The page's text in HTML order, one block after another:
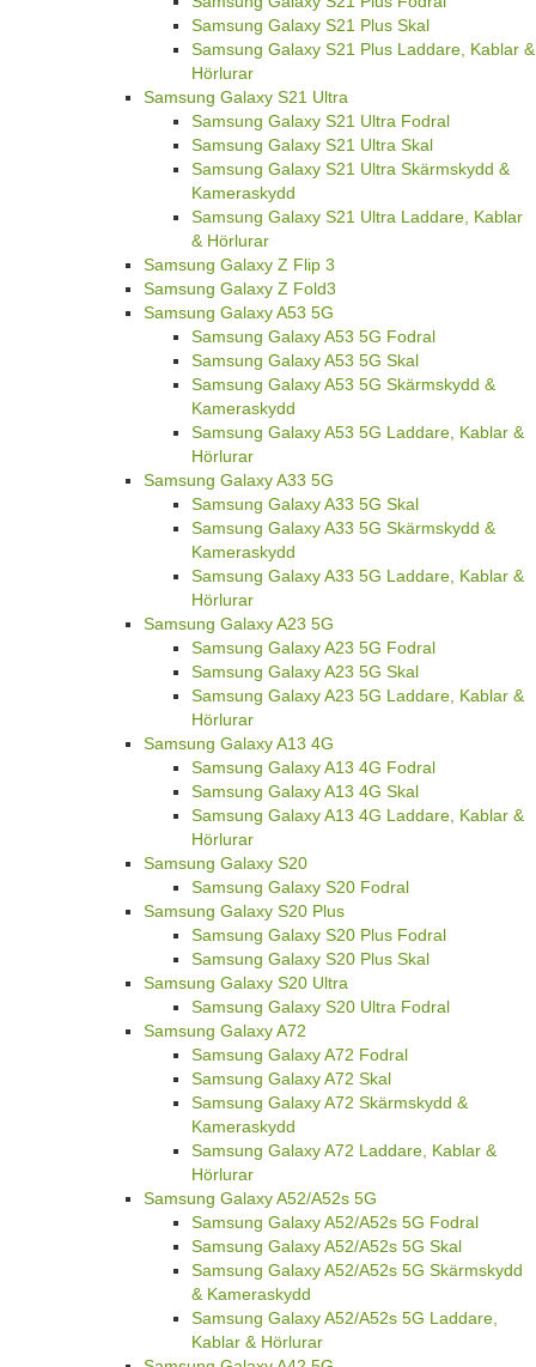
Samsung Galaxy S21 Plus Skal
Samsung Galaxy S21 Plus Laddare, Kablar &
Hörlurar
Samsung Galaxy S21 Ultra
Samsung Galaxy S21 Ultra Fodral
Samsung Galaxy S21 Ultra Skal
Samsung Galaxy S21 Ultra Skärmskydd &
Kameraskydd
Samsung Galaxy S21 Ultra Laddare, Kablar
& Hörlurar
Samsung Galaxy Z Flip 3
Samsung Galaxy Z Fold3
Samsung Galaxy A53 5G
Samsung Galaxy A53 5G Fodral
Samsung Galaxy A53 5G Skal
Samsung Galaxy A53 5G Skärmskydd &
Kameraskydd
Samsung Galaxy A53 5G Laddare, Kablar &
Hörlurar
Samsung Galaxy A33 5G
Samsung Galaxy A33 5G Skal
Samsung Galaxy A33 5G Skärmskydd &
Kameraskydd
Samsung Galaxy A33 5G Laddare, Kablar &
Hörlurar
Samsung Galaxy A23 5G
Samsung Galaxy A23 5G Fodral
Samsung Galaxy A23 5G Skal
Samsung Galaxy A23 5G Laddare, Kablar &
Hörlurar
Samsung Galaxy A13 4G
Samsung Galaxy A13 4G Fodral
Samsung Galaxy A13 4G Skal
Samsung Galaxy A13 4G Laddare, Kablar &
Hörlurar
Samsung Galaxy S20
Samsung Galaxy S20 Fodral
Samsung Galaxy S20 Plus
Samsung Galaxy S20 Plus Fodral
Samsung Galaxy S20 Plus Skal
Samsung Galaxy S20 Ultra
Samsung Galaxy S20 Ultra Fodral
Samsung Galaxy A72
Samsung Galaxy A72 Fodral
Samsung Galaxy A72 Skal
Samsung Galaxy A72 Skärmskydd &
Kameraskydd
Samsung Galaxy A72 Laddare, Kablar &
Hörlurar
Samsung Galaxy A52/A52s 5G
Samsung Galaxy A52/A52s 5G Fodral
Samsung Galaxy A52/A52s 5G Skal
Samsung Galaxy A52/A52s 5G Skärmskydd
& Kameraskydd
Samsung Galaxy A52/A52s 5G Laddare,
Kablar & Hörlurar